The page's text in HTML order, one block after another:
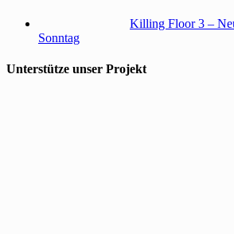
Killing Floor 3 –
Sonntag
Unterstütze unser Projekt